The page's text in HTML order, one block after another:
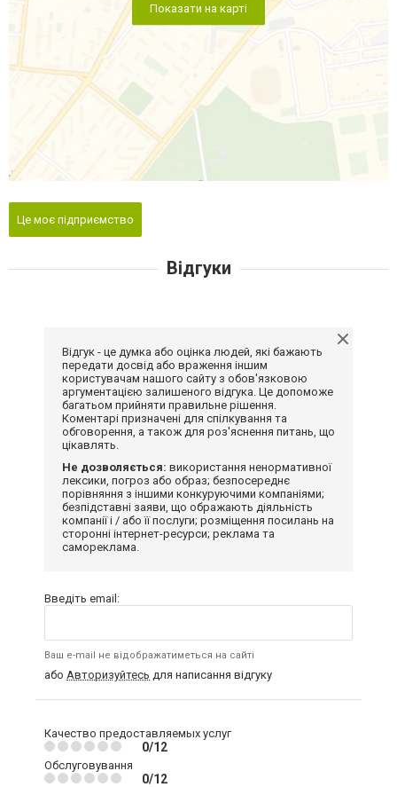
Показати на карті
Це моє підприємство
Відгуки
Відгук - це думка або оцінка людей, які бажають
передати досвід або враження іншим
користувачам нашого сайту з обов'язковою
аргументацією залишеного відгука. Це допоможе
багатьом прийняти правильне рішення.
Коментарі призначені для спілкування та
обговорення, а також для роз'яснення питань, що
цікавлять.
Не дозволяється: використання ненормативної
лексики, погроз або образ; безпосереднє
порівняння з іншими конкуруючими компаніями;
безпідставні заяви, що ображають діяльність
компанії і / або її послуги; розміщення посилань на
сторонні інтернет-ресурси; реклама та
самореклама.
Введіть email:
Ваш e-mail не відображатиметься на сайті
або Авторизуйтесь для написання відгуку
Качество предоставляемых услуг
0/12
Обслуговування
0/12